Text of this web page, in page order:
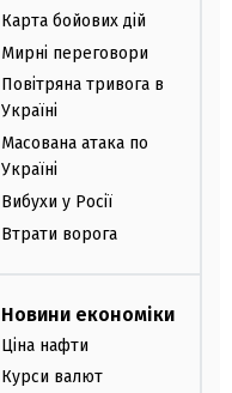
Карта бойових дій
Мирні переговори
Повітряна тривога в
Україні
Масована атака по
Україні
Вибухи у Росії
Втрати ворога
Новини економіки
Ціна нафти
Курси валют